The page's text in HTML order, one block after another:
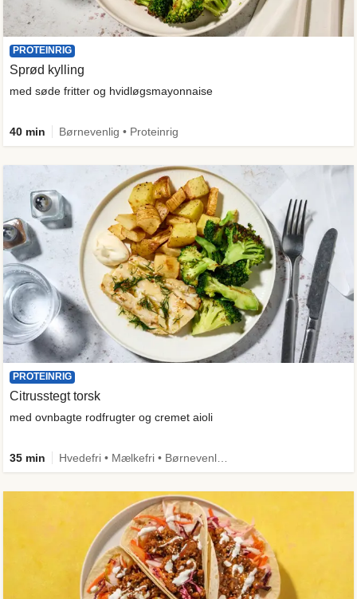
PROTEINRIG
Sprød kylling
med søde fritter og hvidløgsmayonnaise
40 min Børnevenlig • Proteinrig
PROTEINRIG
Citrusstegt torsk
med ovnbagte rodfrugter og cremet aioli
35 min